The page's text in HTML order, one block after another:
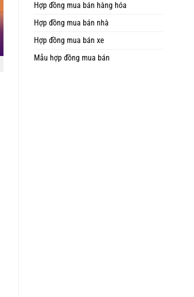
Hợp đồng mua bán hàng hóa
Hợp đồng mua bán nhà
Hợp đồng mua bán xe
Mẫu hợp đồng mua bán